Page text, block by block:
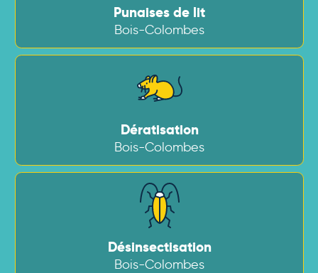
Punaises de lit
Bois-Colombes
Dératisation
Bois-Colombes
Désinsectisation
Bois-Colombes